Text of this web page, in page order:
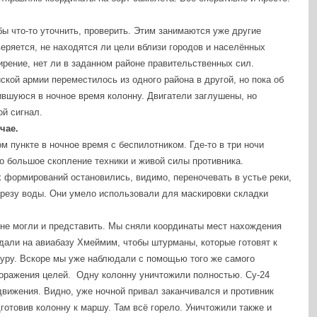
что-то уточнить, проверить. Этим занимаются уже другие
не находятся ли цели вблизи городов и населённых
нет ли в заданном районе правительственных сил.
армии переместилось из одного района в другой, но пока об
в ночное время колонну. Двигатели заглушены, но
сигнал.
пункте в ночное время с беспилотником. Где-то в три ночи
скопление техники и живой силы противника.
остановились, видимо, переночевать в устье реки,
воды. Они умело использовали для маскировки складки
могли и представить. Мы сняли координаты мест нахождения
на авиабазу Хмеймим, чтобы штурманы, которые готовят к
Вскоре мы уже наблюдали с помощью того же самого
целей. Одну колонну уничтожили полностью. Су-24
Видно, уже ночной привал заканчивался и противник
колонну к маршу. Там всё горело. Уничтожили также и